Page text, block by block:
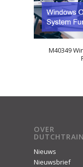
M40349
OVER
DUTCHTRAIN
Nieuws
Nieuwsbrief